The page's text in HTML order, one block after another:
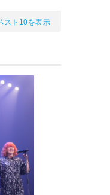
スト10を表示